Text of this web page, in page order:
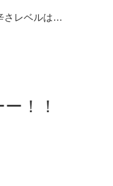
さレベルは…
！！